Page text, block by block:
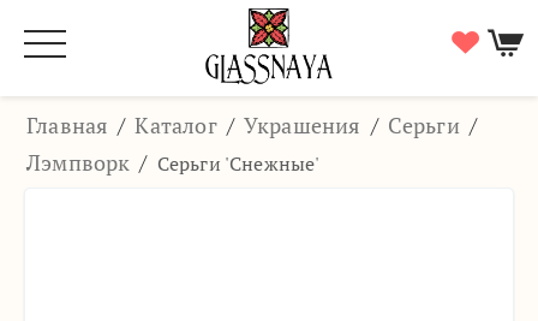
Главная / Каталог / Украшения / Серьги /
Лэмпворк / Серьги 'Снежные'